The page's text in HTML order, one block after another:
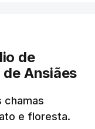
de
Ansiães
chamas
e floresta.